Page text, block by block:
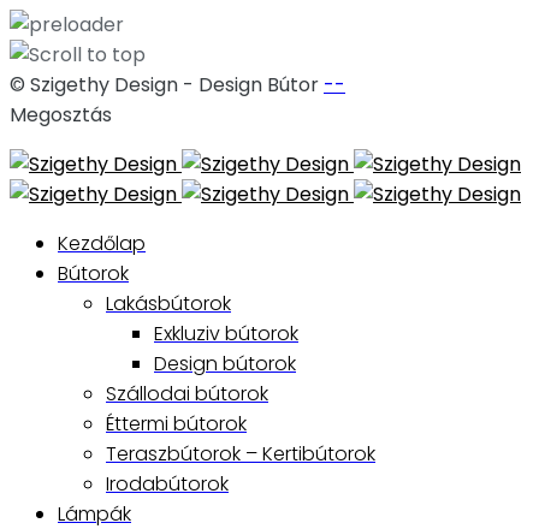
© Szigethy Design - Design Bútor --
Megosztás
Skip
to
Kezdőlap
Bútorok
Lakásbútorok
Exkluziv bútorok
Design bútorok
Szállodai bútorok
Éttermi bútorok
Teraszbútorok – Kertibútorok
Irodabútorok
Lámpák